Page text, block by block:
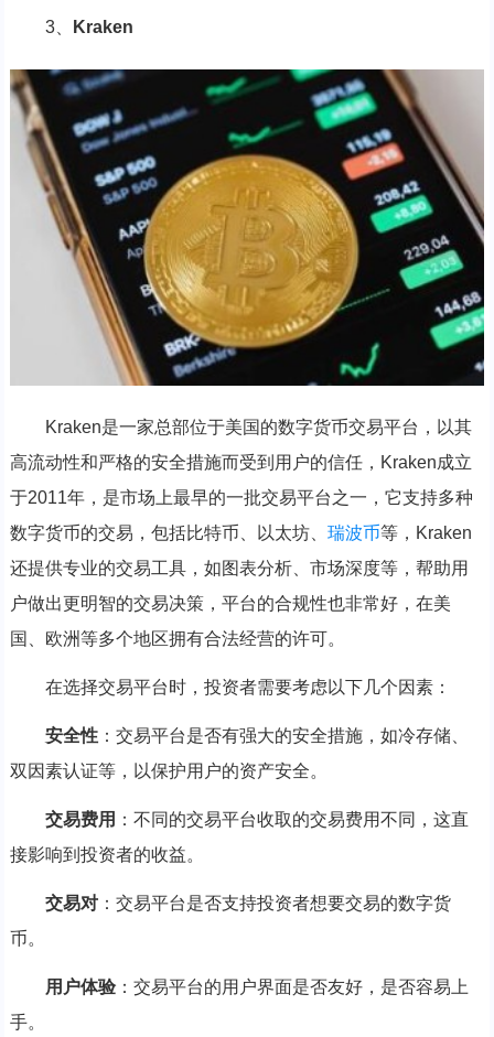
3、 Kraken
Kraken是一家总部位于美国的数字货币交易平台，以其
高流动性和严格的安全措施而受到用户的信任，Kraken成立
于2011年，是市场上最早的一批交易平台之一，它支持多种
数字货币的交易，包括比特币、以太坊、 瑞波币等，Kraken
还提供专业的交易工具，如图表分析、市场深度等，帮助用
户做出更明智的交易决策，平台的合规性也非常好，在美
国、欧洲等多个地区拥有合法经营的许可。
在选择交易平台时，投资者需要考虑以下几个因素：
安全性：交易平台是否有强大的安全措施，如冷存储、
双因素认证等，以保护用户的资产安全。
交易费用 ：不同的交易平台收取的交易费用不同，这直
接影响到投资者的收益。
交易对：交易平台是否支持投资者想要交易的数字货
币。
用户体验：交易平台的用户界面是否友好，是否容易上
手。